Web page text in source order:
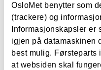
OsloMet benytter som
(trackere) og
Informasjonskapsler er
igjen på datamaskinen
best mulig. Førsteparts
at websiden skal
Hvor kan du
Spesielle